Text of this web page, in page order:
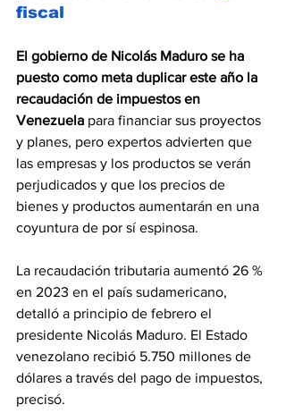
fiscal
El gobierno de Nicolás Maduro se ha
puesto como meta duplicar este año la
recaudación de impuestos en
Venezuela para financiar sus proyectos
y planes, pero expertos advierten que
las empresas y los productos se verán
perjudicados y que los precios de
bienes y productos aumentarán en una
coyuntura de por sí espinosa.
La recaudación tributaria aumentó 26 %
en 2023 en el país sudamericano,
detalló a principio de febrero el
presidente Nicolás Maduro. El Estado
venezolano recibió 5.750 millones de
dólares a través del pago de impuestos,
precisó.